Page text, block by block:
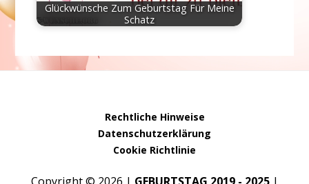
Glückwünsche Zum Geburtstag Für Meine
Schatz
Rechtliche Hinweise
Datenschutzerklärung
Cookie Richtlinie
Copyright © 2026 | GEBURTSTAG 2019 - 2025|